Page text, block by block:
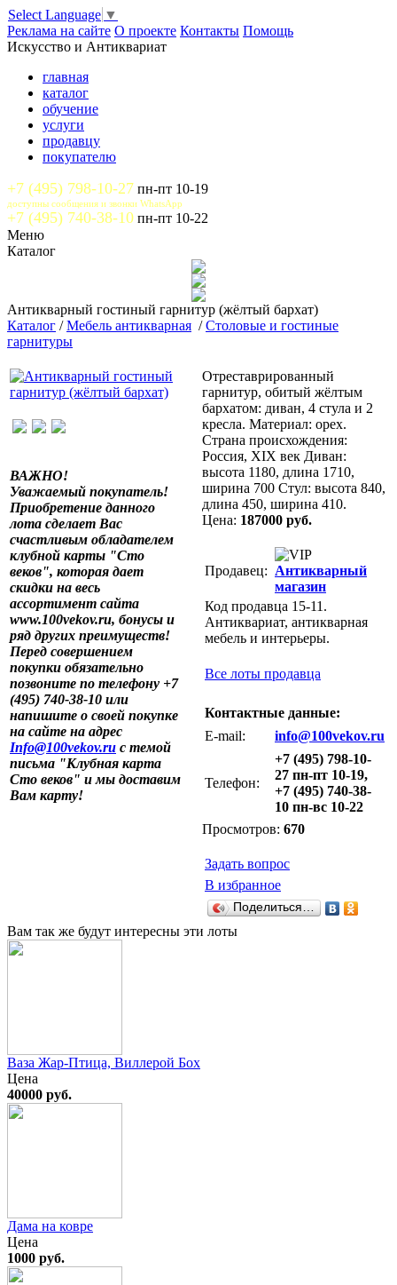
Select Language ▼
Реклама на сайте О проекте Контакты Помощь
Искусство и Антиквариат
главная
каталог
обучение
услуги
продавцу
покупателю
+7 (495) 798-10-27 пн-пт 10-19
доступны сообщения и звонки WhatsApp
+7 (495) 740-38-10 пн-пт 10-22
Меню
Каталог
Антикварный гостиный гарнитур (жёлтый бархат)
Каталог /Мебель антикварная /Столовые и гостиные
гарнитуры
ВАЖНО!
Уважаемый покупатель!
Приобретение данного
лота сделает Вас
счастливым обладателем
клубной карты "Сто
веков", которая дает
скидки на весь
ассортимент сайта
www.100vekov.ru, бонусы и
ряд других преимуществ!
Перед совершением
покупки обязательно
позвоните по телефону +7
(495) 740-38-10 или
напишите о своей покупке
на сайте на адрес
Info@100vekov.ru с темой
письма "Клубная карта
Сто веков" и мы доставим
Вам карту!
Отреставрированный
гарнитур, обитый жёлтым
бархатом: диван, 4 стула и 2
кресла. Материал: орех.
Страна происхождения:
Россия, XIX век Диван:
высота 1180, длина 1710,
ширина 700 Стул: высота 840,
длина 450, ширина 410.
Цена: 187000 руб.
Продавец: Антикварный
магазин
Код продавца 15-11.
Антиквариат, антикварная
мебель и интерьеры.
Все лоты продавца
Контактные данные:
E-mail:
info@100vekov.ru
Телефон:
+7 (495) 798-10-
27 пн-пт 10-19,
+7 (495) 740-38-
10 пн-вс 10-22
Просмотров: 670
Задать вопрос
В избранное
Поделиться…
Вам так же будут интересны эти лоты
Ваза Жар-Птица, Виллерой Бох
Цена
40000 руб.
Дама на ковре
Цена
1000 руб.